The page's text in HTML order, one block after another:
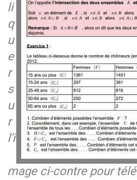
li
q
u
e
r
s
u
r
l'i
mage ci-contre pour